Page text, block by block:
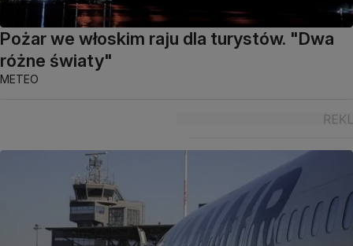
Pożar we włoskim raju dla turystów. "Dwa
różne światy"
METEO